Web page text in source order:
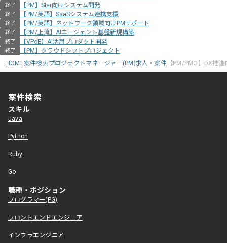
終了 【PM】SIer向けシステム開発
終了 【PM/英語】SaaSシステム連携支援
終了 【PM/英語】ネットワーク領域向けPMサポート
終了 【PM/上流】AIエージェント基盤新規構築
終了 【VPoE】AI活用プロダクト開発
終了
【PM】クラウドシフトプロジェクト
HOME案件検索プロジェクトマネージャー(PM)求人・案件【PM/PMO】DX推
案件検索
スキル
Java
Python
Ruby
Go
職種・ポジション
プログラマー(PG)
フロントエンドエンジニア
インフラエンジニア